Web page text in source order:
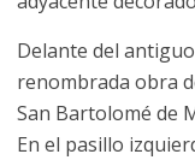
Delante del
renombrada obra
San Bartolomé de
En el pasillo